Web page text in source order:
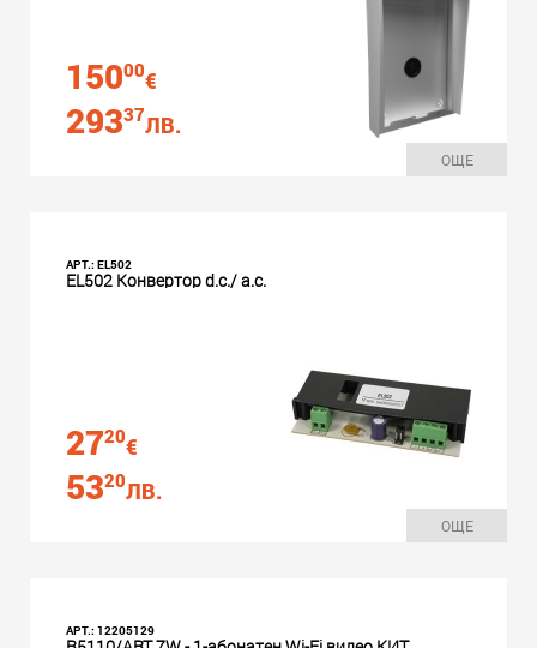
15000€
29337ЛВ.
ОЩЕ
АРТ.: EL502
EL502 Конвертор d.c./ a.c.
2720€
5320ЛВ.
ОЩЕ
АРТ.: 12205129